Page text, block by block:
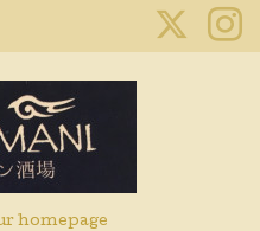
homepage